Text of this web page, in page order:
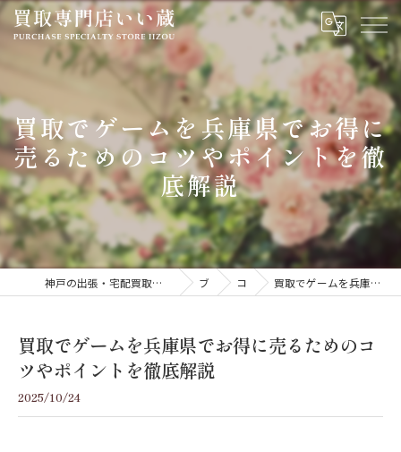
買取でゲームを兵庫県でお得に
売るためのコツやポイントを徹
底解説
神戸の出張・宅配買取専門いい蔵｜腕時計・金・貴金属・ジュエリーを高価買取 ブログ コラム 買取でゲームを兵庫県でお得に売るためのコツやポイントを徹底解説
買取でゲームを兵庫県でお得に売るためのコ
ツやポイントを徹底解説
2025/10/24